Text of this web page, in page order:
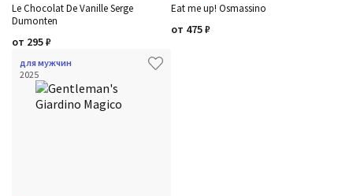
Le Chocolat De Vanille Serge
Dumonten
от 295₽
Eat me up! Osmassino
от 475₽
для мужчин
2025